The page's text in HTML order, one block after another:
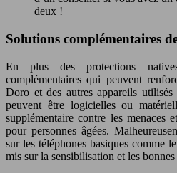
deux !
Solutions complémentaires
En plus des protections
complémentaires qui peuvent
Doro et des autres appareils
peuvent être logicielles ou
supplémentaire contre les menaces
pour personnes âgées.
sur les téléphones basiques comme
mis sur la sensibilisation et les